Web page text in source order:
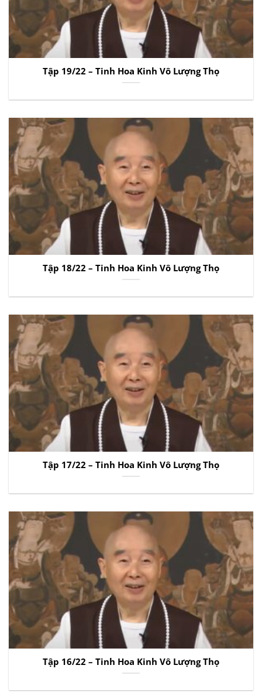
Tập 19/22 – Tinh Hoa Kinh Vô Lượng Thọ
Tập 18/22 – Tinh Hoa Kinh Vô Lượng Thọ
Tập 17/22 – Tinh Hoa Kinh Vô Lượng Thọ
Tập 16/22 – Tinh Hoa Kinh Vô Lượng Thọ